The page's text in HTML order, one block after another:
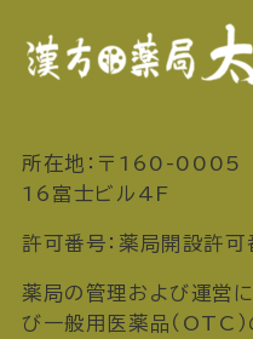
所在地：〒160-0005
16富士ビル4F
許可番号：薬局開設許
薬局の管理および運営
び一般用医薬品（OTC